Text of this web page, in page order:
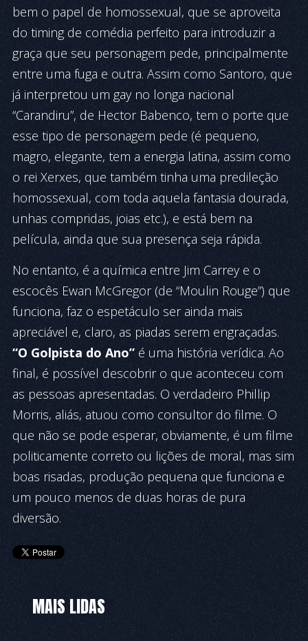
bem o papel de homossexual, que se aproveita
do timing de comédia perfeito para introduzir a
graça que seu personagem pede, principalmente
entre uma fuga e outra. Assim como Santoro, que
já interpretou um gay no longa nacional
“Carandiru”, de Hector Babenco, tem o porte que
esse tipo de personagem pede (é pequeno,
magro, elegante, tem a energia latina, assim como
o rei Xerxes, que também tinha uma predileção
homossexual, com toda aquela fantasia dourada,
unhas compridas, joias etc.), e está bem na
película, ainda que sua presença seja rápida.
No entanto, é a química entre Jim Carrey e o
escocês Ewan McGregor (de “Moulin Rouge”) que
funciona, faz o espetáculo ser ainda mais
apreciável e, claro, as piadas serem engraçadas.
“O Golpista do Ano”é uma história verídica. Ao
final, é possível des­cobrir o que aconteceu com
as pessoas apresentadas. O verdadeiro Phillip
Morris, aliás, atuou como consultor do filme. O
que não se pode esperar, obviamente, é um filme
politicamente correto ou lições de moral, mas sim
boas risadas, produção pequena que funciona e
um pouco menos de duas horas de pura
diversão.
MAIS LIDAS